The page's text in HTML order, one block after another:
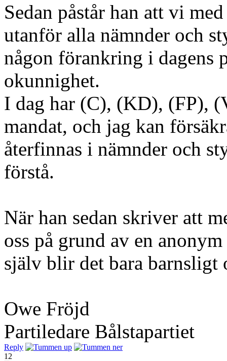
Sedan påstår han att vi
utanför alla nämnder och
någon förankring i dagens
okunnighet.
I dag har (C), (KD), (FP),
mandat, och jag kan
återfinnas i nämnder och
förstå.
När han sedan skriver att
oss på grund av en
själv blir det bara
Owe Fröjd
Partiledare Bålstapartiet
Reply
12